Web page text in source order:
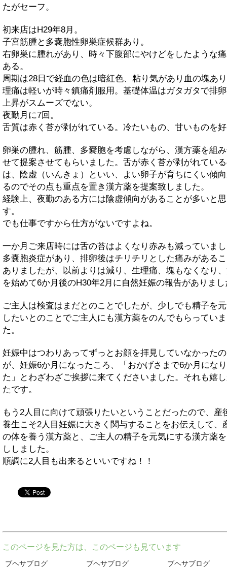
たがセーフ。
初来店はH29年8月。
子宮筋腫と多嚢胞性卵巣症候群あり。
右卵巣に腫れがあり、時々下腹部にやけどをしたような
ある。
周期は28日で経血の色は暗紅色、粘り気があり血の塊あ
理痛は軽いが時々鎮痛剤服用。基礎体温はガタガタで排
上昇がスムーズでない。
夜勤月に7回。
舌質は赤く苔が剥がれている。冷たいもの、甘いものを
卵巣の腫れ、筋腫、多嚢胞を考慮しながら、漢方薬を組
せて提案させてもらいました。舌が赤く苔が剥がれてい
は、陰虚（いんきょ）といい、よい卵子が育ちにくい傾
るのでその点も重点を置き漢方薬を提案致しました。
経験上、夜勤のある方には陰虚傾向があることが多いと
す。
でも仕事ですから仕方がないですよね。
一か月ご来店時には舌の苔はよくなり赤みも減っていま
多嚢胞炎症があり、排卵後はチリチリとした痛みがある
ありましたが、以前よりは減り、生理痛、塊もなくなり
を始めて6か月後のH30年2月に自然妊娠の報告がありま
ご主人は検査はまだとのことでしたが、少しでも精子を
したいとのことでご主人にも漢方薬をのんでもらってい
た。
妊娠中はつわりあってずっとお顔を拝見していなかった
が、妊娠6か月になったころ、「おかげさまで6か月にな
た」とわざわざご挨拶に来てくださいました。それも嬉
たです。
もう2人目に向けて頑張りたいということだったので、産
養生こそ2人目妊娠に大きく関与することをお伝えして、
の体を養う漢方薬と、ご主人の精子を元気にする漢方薬
ししました。
順調に2人目も出来るといいですね！！
このページを見た方は、このページも見ています
ブヘサブログ ブヘサブログ ブヘサブログ